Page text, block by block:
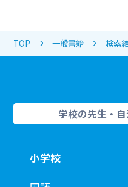
TOP 一般書籍 検索
学校の先生・
小学校